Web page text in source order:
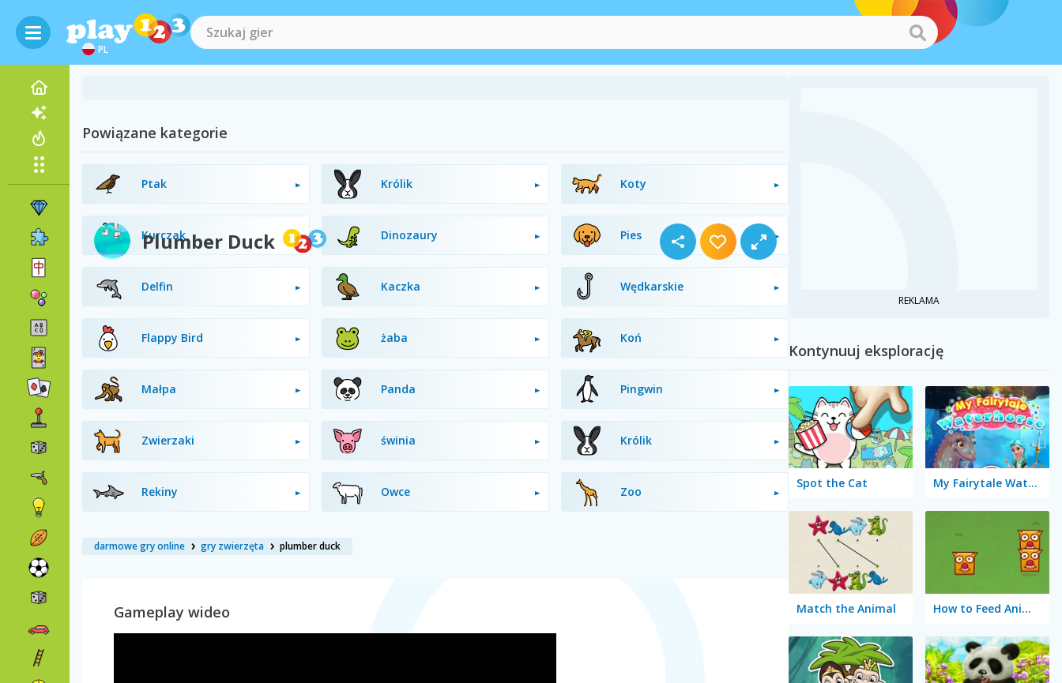
PL
Plumber Duck
Powiązane kategorie
Ptak Królik Koty
Kurczak Dinozaury Pies
Delfin Kaczka Wędkarskie
Flappy Bird żaba Koń
Małpa Panda Pingwin
Zwierzaki świnia Królik
Rekiny Owce Zoo
darmowe gry online gry zwierzęta plumber duck
Gameplay wideo
REKLAMA
Kontynuuj eksplorację
Spot the Cat My Fairytale Water Horse
Match the Animal How to Feed Animals?